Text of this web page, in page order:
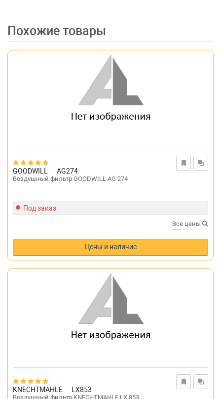
Похожие товары
GOODWILL AG274
Воздушный фильтр GOODWILL AG 274
Под заказ
Все цены
Цены и наличие
KNECHTMAHLE LX853
Воздушный фильтр KNECHTMAHLE LX 853